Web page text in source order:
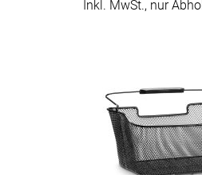
Inkl. MwSt., nur